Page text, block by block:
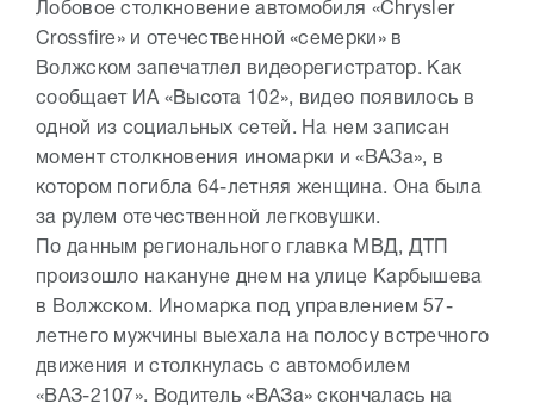
Лобовое столкновение автомобиля «Chrysler
Crossfire» и отечественной «семерки» в
Волжском запечатлел видеорегистратор. Как
сообщает ИА «Высота 102», видео появилось в
одной из социальных сетей. На нем записан
момент столкновения иномарки и «ВАЗа», в
котором погибла 64-летняя женщина. Она была
за рулем отечественной легковушки.
По данным регионального главка МВД, ДТП
произошло накануне днем на улице Карбышева
в Волжском. Иномарка под управлением 57-
летнего мужчины выехала на полосу встречного
движения и столкнулась с автомобилем
«ВАЗ-2107». Водитель «ВАЗа» скончалась на